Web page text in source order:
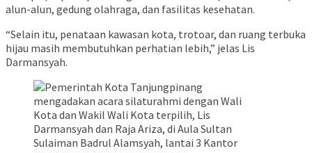
alun-alun, gedung olahraga, dan fasilitas kesehatan.
“Selain itu, penataan kawasan kota, trotoar, dan ruang terbuka
hijau masih membutuhkan perhatian lebih,” jelas Lis
Darmansyah.